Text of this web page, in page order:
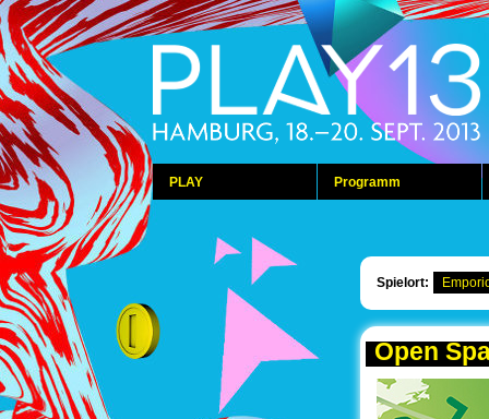
PLAY Programm
Spielort:
Open